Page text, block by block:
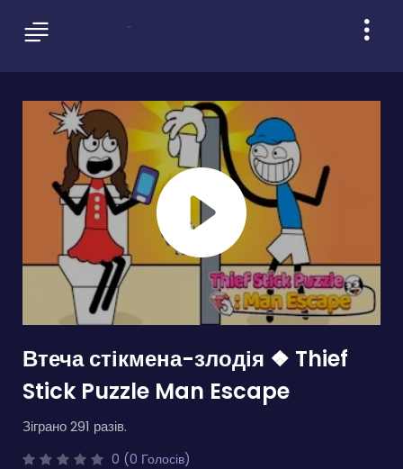
Втеча стікмена-злодія ❖ Thief
Stick Puzzle Man Escape
Зіграно 291 разів.
0 (0 Голосів)